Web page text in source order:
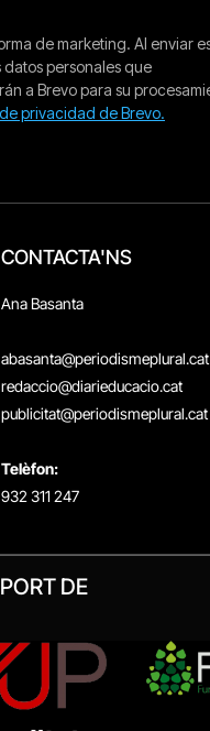
CONTACTA'NS
Ana Basanta
abasanta@periodismeplural.cat
redaccio@diarieducacio.cat
publicitat@periodismeplural.cat
Telèfon:
932 311 247
DE